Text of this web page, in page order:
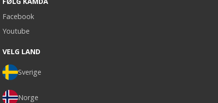
Facebook
Youtube
VELG LAND
Sverige
Norge